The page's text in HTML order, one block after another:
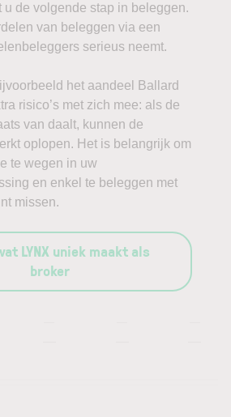
u de volgende stap in beleggen.
van beleggen via een
serieus neemt.
het aandeel Ballard
risico’s met zich mee: als de
van daalt, kunnen de
oplopen. Het is belangrijk om
te wegen in uw
en enkel te beleggen met
missen.
LYNX uniek maakt als
broker